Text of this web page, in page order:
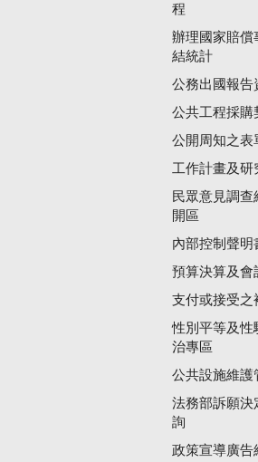
程
辦理國家賠償
結統計
公務出國報告
公共工程採購
公開周知之表
工作計畫及研
民眾意見調查
開區
內部控制聲明
預算決算及會
支付或接受之
性別平等及性
治專區
公共設施維護
法務部訴願決
詢
政策宣導廣告